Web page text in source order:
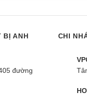
BỊ ANH
đường
CHI